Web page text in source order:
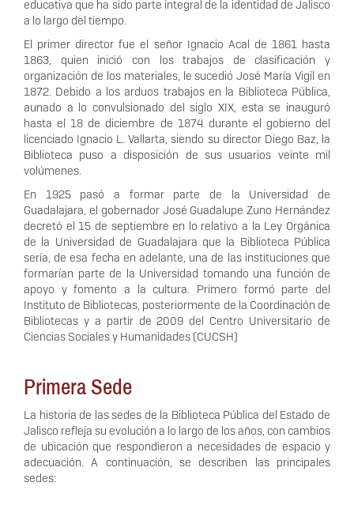
educativa que ha sido parte integral de la identidad de Jalisco
a lo largo del tiempo.
El primer director fue el señor Ignacio Acal de 1861 hasta
1863, quien inició con los trabajos de clasificación y
organización de los materiales, le sucedió José María Vigil en
1872. Debido a los arduos trabajos en la Biblioteca Pública,
aunado a lo convulsionado del siglo XIX, esta se inauguró
hasta el 18 de diciembre de 1874 durante el gobierno del
licenciado Ignacio L. Vallarta, siendo su director Diego Baz, la
Biblioteca puso a disposición de sus usuarios veinte mil
volúmenes.
En 1925 pasó a formar parte de la Universidad de
Guadalajara, el gobernador José Guadalupe Zuno Hernández
decretó el 15 de septiembre en lo relativo a la Ley Orgánica
de la Universidad de Guadalajara que la Biblioteca Pública
sería, de esa fecha en adelante, una de las instituciones que
formarían parte de la Universidad tomando una función de
apoyo y fomento a la cultura. Primero formó parte del
Instituto de Bibliotecas, posteriormente de la Coordinación de
Bibliotecas y a partir de 2009 del Centro Universitario de
Ciencias Sociales y Humanidades (CUCSH)
Primera Sede
La historia de las sedes de la Biblioteca Pública del Estado de
Jalisco refleja su evolución a lo largo de los años, con cambios
de ubicación que respondieron a necesidades de espacio y
adecuación. A continuación, se describen las principales
sedes: